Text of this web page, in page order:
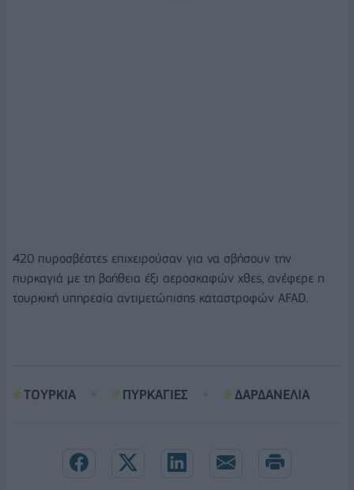
420 πυροσβέστες επιχειρούσαν για να σβήσουν την
πυρκαγιά με τη βοήθεια έξι αεροσκαφών χθες, ανέφερε η
τουρκική υπηρεσία αντιμετώπισης καταστροφών AFAD.
ΤΟΥΡΚΙΑ ΠΥΡΚΑΓΙΕΣ ΔΑΡΔΑΝΕΛΙΑ